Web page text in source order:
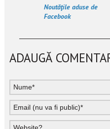
Noutăţile aduse de
Facebook
ADAUGĂ